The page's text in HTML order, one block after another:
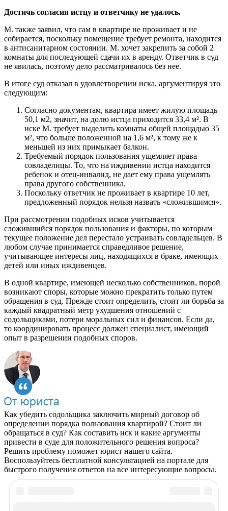
Достичь согласия истцу и ответчику не удалось.
М. также заявил, что сам в квартире не проживает и не
собирается, поскольку помещение требует ремонта, находится
в антисанитарном состоянии. М. хочет закрепить за собой 2
комнаты для последующей сдачи их в аренду. Ответчик в суд
не явилась, поэтому дело рассматривалось без нее.
В итоге суд отказал в удовлетворении иска, аргументируя это
следующим:
Согласно документам, квартира имеет жилую площадь
50,1 м2, значит, на долю истца приходится 33,4 м². В
иске М. требует выделить комнаты общей площадью 35
м², что больше положенной на 1,6 м², к тому же к
меньшей из них примыкает балкон.
Требуемый порядок пользования ущемляет права
совладелицы. То, что на иждивении истца находится
ребенок и отец-инвалид, не дает ему права ущемлять
права другого собственника.
Поскольку ответчик не проживает в квартире 10 лет,
предложенный порядок нельзя назвать «сложившимся».
При рассмотрении подобных исков учитывается
сложившийся порядок пользования и факторы, по которым
текущее положение дел перестало устраивать совладельцев. В
любом случае принимается справедливое решение,
учитывающее интересы лиц, находящихся в браке, имеющих
детей или иных иждивенцев.
В одной квартире, имеющей несколько собственников, порой
возникают споры, которые можно прекратить только путем
обращения в суд. Прежде стоит определить, стоит ли борьба за
каждый квадратный метр ухудшения отношений с
содольщиками, потери моральных сил и финансов. Если да,
то координировать процесс должен специалист, имеющий
опыт в разрешении подобных споров.
Как убедить содольщика заключить мирный договор об
определении порядка пользования квартирой? Стоит ли
обращаться в суд? Как составить иск и какие аргументы
привести в суде для положительного решения вопроса?
Решить проблему поможет юрист нашего сайта.
Воспользуйтесь бесплатной консультацией на портале для
быстрого получения ответов на все интересующие вопросы.